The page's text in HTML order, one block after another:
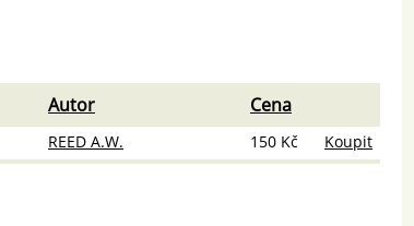
Autor Cena
REED A.W. 150 Kč Koupit